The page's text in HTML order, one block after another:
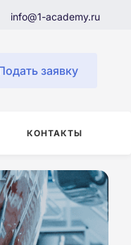
info@1-academy.ru
заявку
КОНТАКТЫ